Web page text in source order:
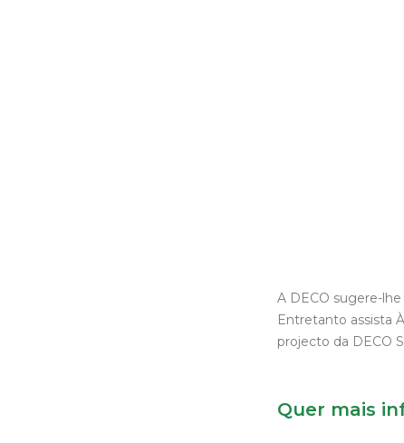
A DECO sugere-
Entretanto assista
projecto da DECO
Quer mais